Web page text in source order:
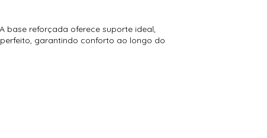
base reforçada oferece suporte ideal,
garantindo conforto ao longo do